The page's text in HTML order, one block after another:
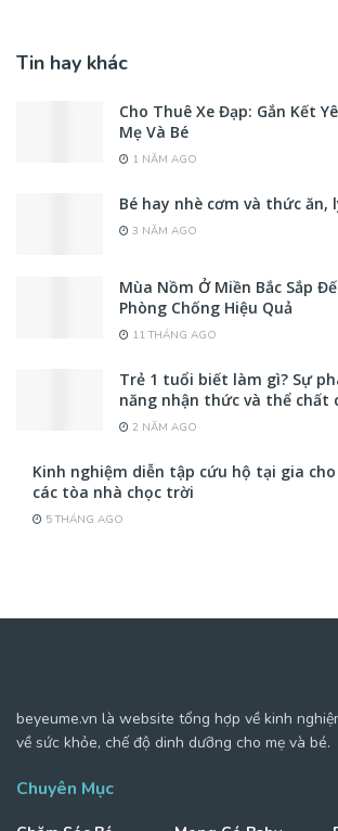
Tin hay khác
Cho Thuê Xe Đạp: Gắn Kết
Mẹ Và Bé
1 NĂM AGO
Bé hay nhè cơm và thức ăn,
3 NĂM AGO
Mùa Nồm Ở Miền Bắc Sắp
Phòng Chống Hiệu Quả
11 THÁNG AGO
Trẻ 1 tuổi biết làm gì? Sự
năng nhận thức và thể chất
2 NĂM AGO
Kinh nghiệm diễn tập cứu hộ tại gia
các tòa nhà chọc trời
5 THÁNG AGO
beyeume.vn là website tổng hợp về kinh
về sức khỏe, chế độ dinh dưỡng cho mẹ và bé.
Chuyên Mục